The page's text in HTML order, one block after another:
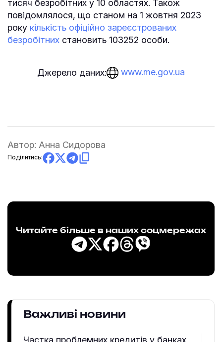
тисяч безробітних у 10 областях. Також
повідомлялося, що станом на 1 жовтня 2023
року кількість офіційно зареєстрованих
безробітних становить 103252 особи.
Джерело даних: www.me.gov.ua
Автор: Анна Сидорова
Поділитись:
Читайте більше в наших соцмережах
Важливі новини